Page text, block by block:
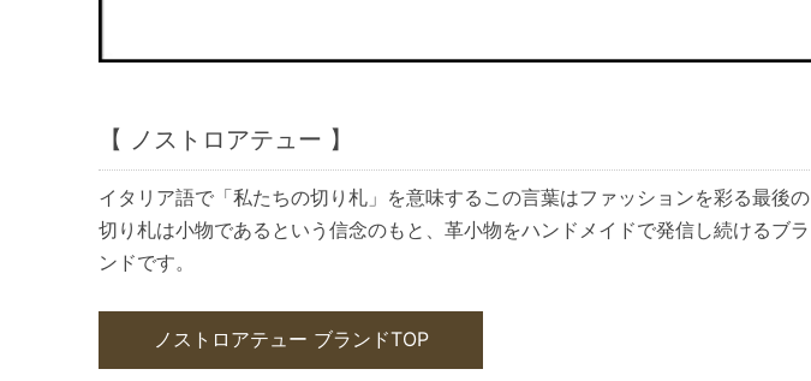
【 ノストロアテュー 】
イタリア語で「私たちの切り札」を意味するこの言葉はファッションを彩る最後の
切り札は小物であるという信念のもと、革小物をハンドメイドで発信し続けるブラ
ンドです。
ノストロアテュー ブランドTOP